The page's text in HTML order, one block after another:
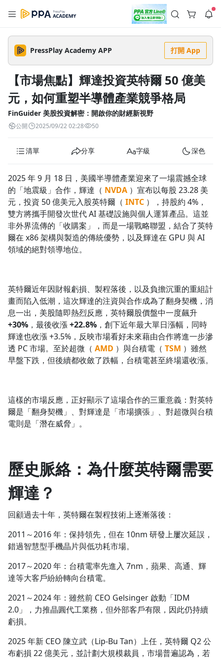
註冊領取 上千元優惠券！
公告
🌞 PPA 避暑津貼．冷氣房升級｜期間快閃活動
🥵 酷暑限時快閃｜單筆滿 NT$2,500 現折 NT$300、再贈最高
2% 點數回饋！🚀 酷暑來襲．偷偷在冷氣房升級 📈⭐️ 【冷氣房
進修 限時開跑】◾單筆滿 NT$2,500 現折 NT$300◾活動期間：
即日起 - 8/13（只有一週）-📣 酷暑季好康 \ 再加碼 /→ 點數回饋
無上限🔥購買任一課程 or 訂閱✅ 消費即享回饋 1% 點數✅ 滿
$5,000 回饋 2% 點數🎁 此為 PPA 官方帳號 Line@ 專屬活動，加
入好友👉 享有「渠道專屬活動」及「個人化推播」！
3 天前
查看全部
PressPlay Academy APP 打開 App
【市場焦點】輝達投資英特爾 50 億美
元，如何重塑半導體產業競爭格局
FinGuider 美股投資解密：開啟你的財經新視野
公開 2025/09/22 02:28 50
清單 分享 字級 深色
2025 年 9 月 18 日，美國半導體產業迎來了一場震撼全球
的「地震級」合作，輝達（ NVDA ）宣布以每股 23.28 美
元，投資 50 億美元入股英特爾（ INTC ），持股約 4%，
雙方將攜手開發次世代 AI 基礎設施與個人運算產品。這並
非外界流傳的「收購案」，而是一場戰略聯盟，結合了英特
爾在 x86 架構與製造的傳統優勢，以及輝達在 GPU 與 AI
領域的絕對領導地位。
英特爾近年因財報虧損、製程落後，以及負擔沉重的重組計
畫而陷入低潮，這次輝達的注資與合作成為了翻身契機，消
息一出，美股隨即熱烈反應，英特爾股價盤中一度飆升
+30% ，最後收漲+22.8% ，創下近年最大單日漲幅，同時
輝達也收漲 +3.5%，反映市場看好未來藉由合作將進一步滲
透 PC 市場。至於超微（ AMD ）與台積電（ TSM ）雖然
早盤下跌，但後續都收斂了跌幅，台積電甚至終場還收漲。
這樣的市場反應，正好顯示了這場合作的三重意義：對英特
爾是「翻身契機」、對輝達是「市場擴張」、對超微與台積
電則是「潛在威脅」。
歷史脈絡：為什麼英特爾需要
輝達？
回顧過去十年，英特爾在製程技術上逐漸落後：
2011～2016 年：保持領先，但在 10nm 研發上屢次延誤，
錯過智慧型手機晶片與低功耗市場。
2017～2020 年：台積電率先進入 7nm，蘋果、高通、輝
達等大客戶紛紛轉向台積電。
2021～2024 年：雖然前 CEO Gelsinger 啟動「IDM
2.0」，力推晶圓代工業務，但外部客戶有限，因此仍持續
虧損。
2025 年新 CEO 陳立武（Lip-Bu Tan）上任，英特爾 Q2 公
布虧損 22 億美元，並計劃大規模裁員，市場普遍認為，若
--:-- --:--
1.0x
2.0x
1.75x
1.5x
1.25x
1.0x
追蹤列表
去逛逛
返回播放器
清除全部